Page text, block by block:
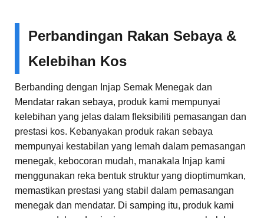
Perbandingan Rakan Sebaya &
Kelebihan Kos
Berbanding dengan Injap Semak Menegak dan
Mendatar rakan sebaya, produk kami mempunyai
kelebihan yang jelas dalam fleksibiliti pemasangan dan
prestasi kos. Kebanyakan produk rakan sebaya
mempunyai kestabilan yang lemah dalam pemasangan
menegak, kebocoran mudah, manakala Injap kami
menggunakan reka bentuk struktur yang dioptimumkan,
memastikan prestasi yang stabil dalam pemasangan
menegak dan mendatar. Di samping itu, produk kami